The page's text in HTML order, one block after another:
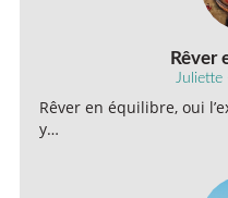
Rêver
Juliette
Rêver en équilibre, oui
y…